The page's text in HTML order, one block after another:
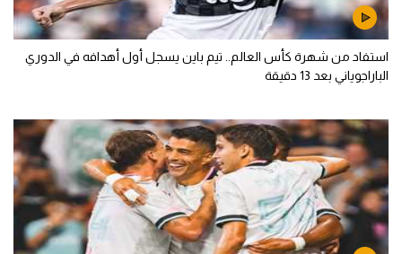
استفاد من شهرة كأس العالم.. تيم باين يسجل أول أهدافه في الدوري
الباراجوياني بعد 13 دقيقة